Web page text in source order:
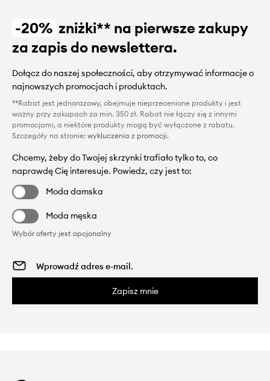
-20% zniżki** na pierwsze zakupy
za zapis do newslettera.
Dołącz do naszej społeczności, aby otrzymywać informacje o
najnowszych promocjach i produktach.
**Rabat jest jednorazowy, obejmuje nieprzecenione produkty i jest
ważny przy zakupach za min. 350 zł. Rabat nie łączy się z innymi
promocjami, a niektóre produkty mogą być wyłączone z rabatu.
Szczegóły na stronie: wykluczenia z promocji.
Chcemy, żeby do Twojej skrzynki trafiało tylko to, co
naprawdę Cię interesuje. Powiedz, czy jest to:
Moda damska
Moda męska
Wybór oferty jest opcjonalny
Zapisz mnie